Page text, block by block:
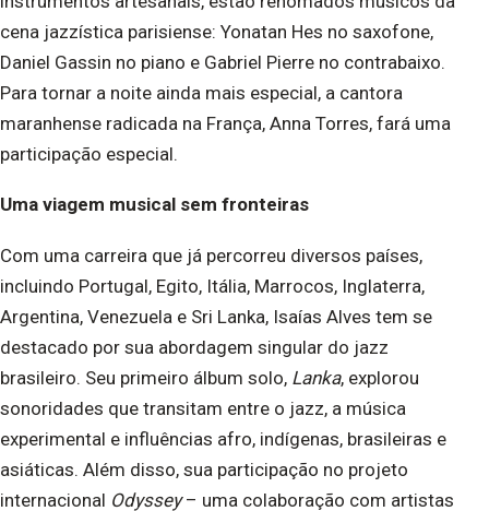
cena jazzística parisiense: Yonatan Hes no saxofone,
Daniel Gassin no piano e Gabriel Pierre no contrabaixo.
Para tornar a noite ainda mais especial, a cantora
maranhense radicada na França, Anna Torres, fará uma
participação especial.
Uma viagem musical sem fronteiras
Com uma carreira que já percorreu diversos países,
incluindo Portugal, Egito, Itália, Marrocos, Inglaterra,
Argentina, Venezuela e Sri Lanka, Isaías Alves tem se
destacado por sua abordagem singular do jazz
brasileiro. Seu primeiro álbum solo, Lanka, explorou
sonoridades que transitam entre o jazz, a música
experimental e influências afro, indígenas, brasileiras e
asiáticas. Além disso, sua participação no projeto
internacional Odyssey– uma colaboração com artistas